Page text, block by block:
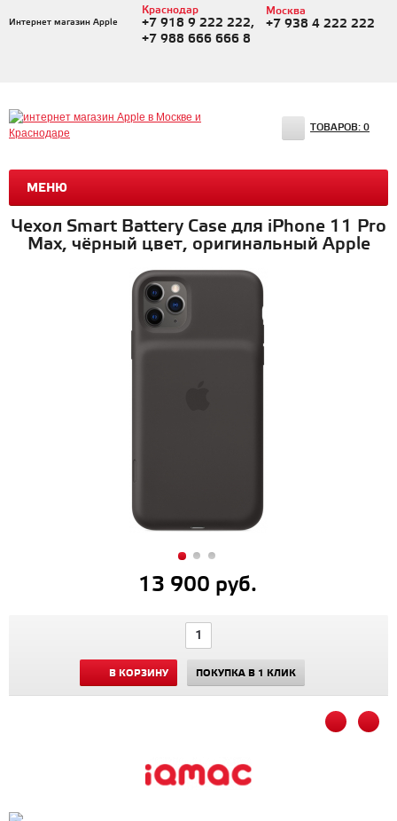
Интернет магазин Apple
Краснодар
+7 918 9 222 222,
+7 988 666 666 8
Москва
+7 938 4 222 222
МЕНЮ
ТОВАРОВ: 0
Чехол Smart Battery Case для iPhone 11 Pro
Max, чёрный цвет, оригинальный Apple
13 900 руб.
В КОРЗИНУ ПОКУПКА В 1 КЛИК